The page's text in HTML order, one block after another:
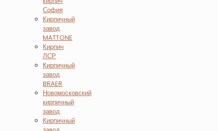
София
Кирпичный
завод
MATTONE
Кирпич
ЛСР
Кирпичный
завод
BRAER
Новомосковский
кирпичный
завод
Кирпичный